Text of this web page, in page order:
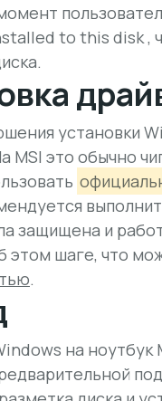
to this disk,
установки
MSI это обычно
защищена и
этом шаге, что
.
на